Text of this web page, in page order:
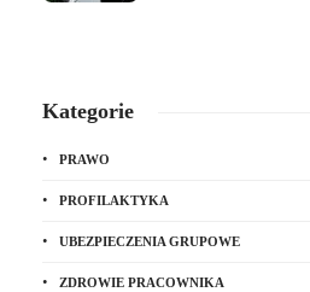
Kategorie
PRAWO
PROFILAKTYKA
UBEZPIECZENIA GRUPOWE
ZDROWIE PRACOWNIKA